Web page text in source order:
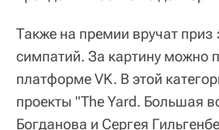
Также на премии вручат приз
симпатий. За картину можно
платформе VK. В этой
проекты "The Yard. Большая
Богданова и Сергея